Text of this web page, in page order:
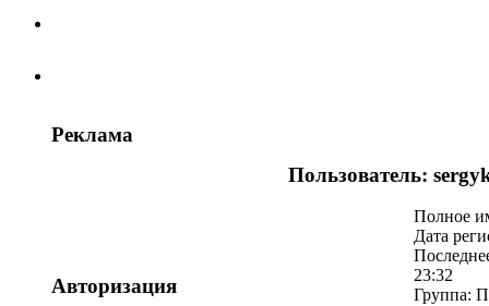
Реклама
Авторизация
Пользователь:
Полное
Дата
23:32
Группа: